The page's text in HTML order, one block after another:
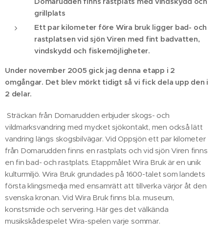
grillplats
Ett par kilometer före Wira bruk ligger bad- och
rastplatsen vid sjön Viren med fint badvatten,
vindskydd och fiskemöjligheter.
Under november 2005 gick jag denna etapp i 2
omgångar. Det blev mörkt tidigt så vi fick dela upp den i
2 delar.
Sträckan från Domarudden erbjuder skogs- och
vildmarksvandring med mycket sjökontakt, men också lätt
vandring längs skogsbilvägar. Vid Oppsjön ett par kilometer
från Domarudden finns en rastplats och vid sjön Viren finns
en fin bad- och rastplats. Etappmålet Wira Bruk är en unik
kulturmiljö. Wira Bruk grundades på 1600-talet som landets
första klingsmedja med ensamrätt att tillverka värjor åt den
svenska kronan. Vid Wira Bruk finns bl.a. museum,
konstsmide och servering. Här ges det välkända
musikskådespelet Wira-spelen varje sommar.